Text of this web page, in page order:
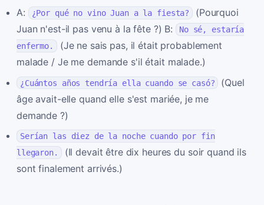
A: ¿Por qué no vino Juan a la fiesta?
(Pourquoi
Juan n'est-il pas venu à la fête ?) B: No sé, estaría
enfermo. (Je ne sais pas, il était probablement
malade / Je me demande s'il était malade.)
¿Cuántos años tendría ella cuando se casó?
(Quel
âge avait-elle quand elle s'est mariée, je me
demande ?)
Serían las diez de la noche cuando por fin
llegaron. (Il devait être dix heures du soir quand ils
sont finalement arrivés.)